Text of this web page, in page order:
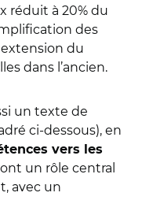
réduit à 20% du
des
du
dans l’ancien.
un texte de
ci-dessous), en
vers les
un rôle central
avec un